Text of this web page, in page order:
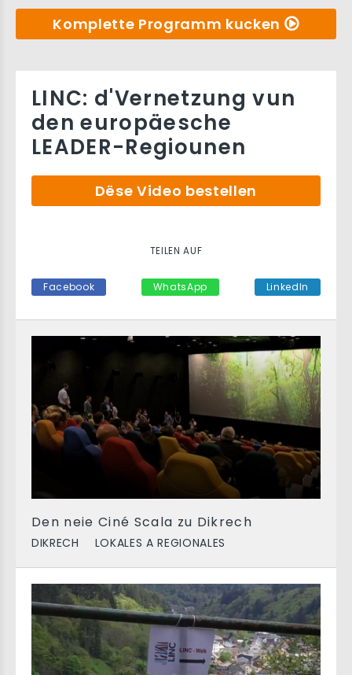
Komplette Programm kucken
Den neie Ciné Scala zu Dikrech
DIKRECH LOKALES A REGIONALES
LINC: d'Vernetzung vun
den europäesche
LEADER-Regiounen
Dëse Video bestellen
TEILEN AUF
Facebook WhatsApp LinkedIn